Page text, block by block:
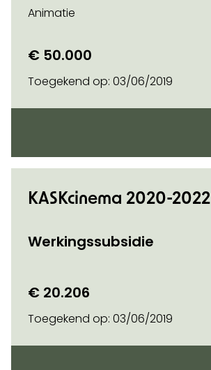
Animatie
€ 50.000
Toegekend op: 03/06/2019
KASKcinema 2020-2022
Werkingssubsidie
€ 20.206
Toegekend op: 03/06/2019